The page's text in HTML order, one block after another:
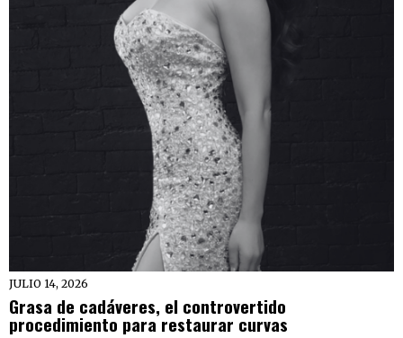
JULIO 14, 2026
Grasa de cadáveres, el controvertido
procedimiento para restaurar curvas